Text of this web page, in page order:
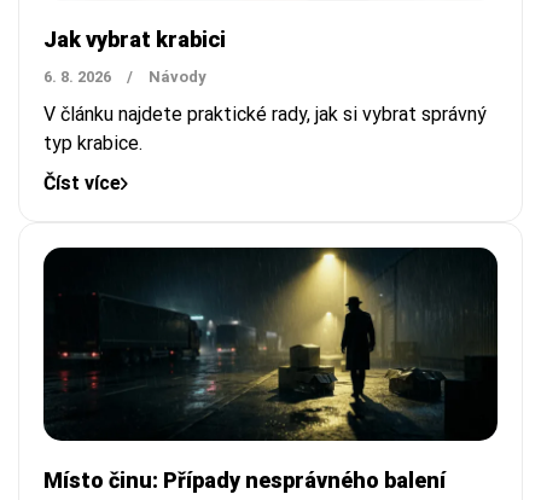
Jak vybrat krabici
6. 8. 2026 / Návody
V článku najdete praktické rady, jak si vybrat správný
typ krabice.
Číst více
Místo činu: Případy nesprávného balení